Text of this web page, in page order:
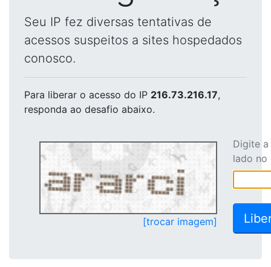
Seu IP fez diversas tentativas de
acessos suspeitos a sites hospedados
conosco.
Para liberar o acesso do IP 216.73.216.17,
responda ao desafio abaixo.
[trocar imagem]
Digite
lado no